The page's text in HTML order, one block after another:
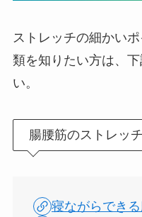
ストレッチの細かい
類を知りたい方は、
い。
腸腰筋のストレッ
寝ながらでき